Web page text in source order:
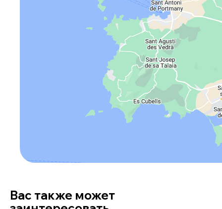
Вас также может